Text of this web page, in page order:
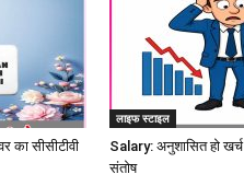
का सीसीटीवी
लाइफ स्टाइल
Salary: अनुशासित हो
संतोष